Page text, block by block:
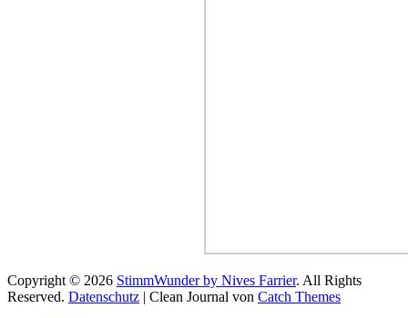
Copyright © 2026 StimmWunder by Nives Farrier. All Rights
Reserved. Datenschutz | Clean Journal von Catch Themes